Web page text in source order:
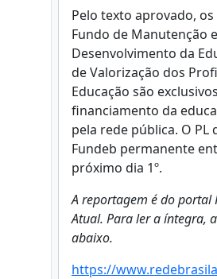
Pelo texto aprovado,
Fundo de Manutenção e
Desenvolvimento da
de Valorização dos
Educação são
financiamento da
pela rede pública. O PL
Fundeb permanente
próximo dia 1º.
A reportagem é do portal
Atual. Para ler a íntegra,
abaixo.
https://